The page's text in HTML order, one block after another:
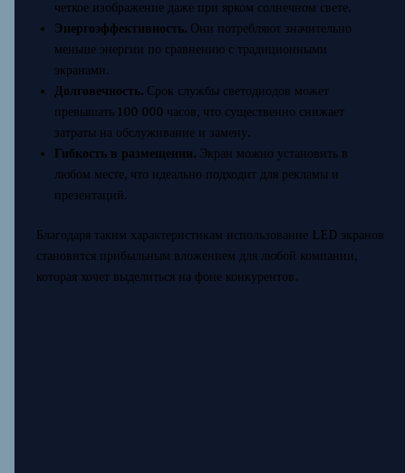
четкое изображение даже при ярком солнечном свете.
Энергоэффективность.Они потребляют значительно
меньше энергии по сравнению с традиционными
экранами.
Долговечность.Срок службы светодиодов может
превышать 100 000 часов, что существенно снижает
затраты на обслуживание и замену.
Гибкость в размещении.Экран можно установить в
любом месте, что идеально подходит для рекламы и
презентаций.
Благодаря таким характеристикам использование LED экранов
становится прибыльным вложением для любой компании,
которая хочет выделиться на фоне конкурентов.